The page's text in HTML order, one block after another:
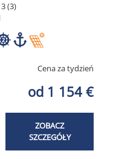
(3)
Cena za tydzień
od 1 154 €
ZOBACZ
SZCZEGÓŁY